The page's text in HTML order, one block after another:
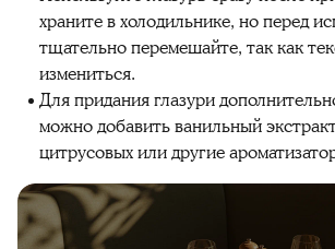
храните в холодильнике, но перед
тщательно перемешайте, так как
измениться.
Для придания глазури
можно добавить ванильный
цитрусовых или другие